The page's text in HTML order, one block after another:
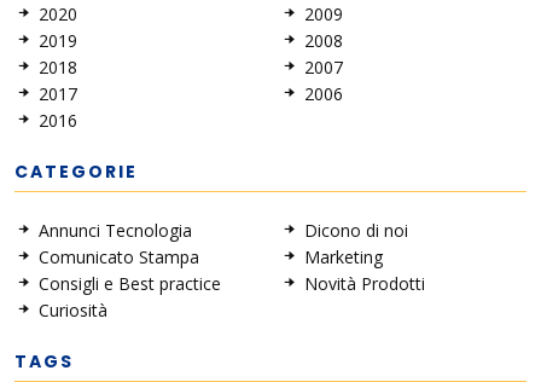
2020
2019
2018
2017
2016
2009
2008
2007
2006
CATEGORIE
Annunci Tecnologia
Comunicato Stampa
Consigli e Best practice
Curiosità
Dicono di noi
Marketing
Novità Prodotti
TAGS